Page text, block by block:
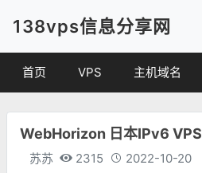
138vps信息分享网
首页 VPS
便宜VPS
VPS评测
主机域名
虚拟主机
WebHorizon 日本IPv6
苏苏 2315 2022-10-20